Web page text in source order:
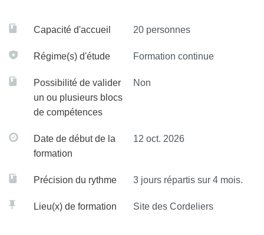
Capacité d'accueil 20 personnes
Régime(s) d'étude Formation continue
Possibilité de valider
un ou plusieurs blocs
de compétences
Non
Date de début de la
formation
12 oct. 2026
Précision du rythme 3 jours répartis sur 4 mois.
Lieu(x) de formation Site des Cordeliers